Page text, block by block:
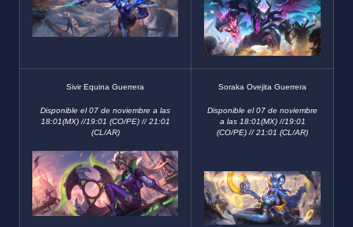
Sivir Equina Guerrera
Disponible el 07 de noviembre a las
18:01(MX) //19:01 (CO/PE) // 21:01
(CL/AR)
Soraka Ovejita Guerrera
Disponible el 07 de noviembre
a las 18:01(MX) //19:01
(CO/PE) // 21:01 (CL/AR)